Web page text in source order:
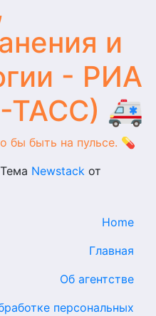
и
- РИА
🚑
бы быть на пульсе. 💊
Тема Newstack от
Home
Главная
Об агентстве
персональных